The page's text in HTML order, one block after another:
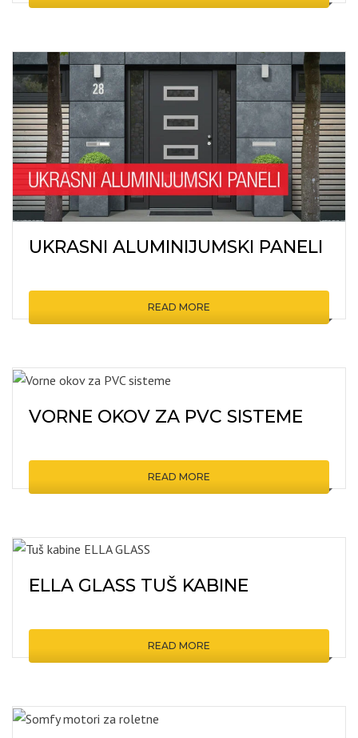
UKRASNI ALUMINIJUMSKI PANELI
READ MORE
VORNE OKOV ZA PVC SISTEME
READ MORE
ELLA GLASS TUŠ KABINE
READ MORE